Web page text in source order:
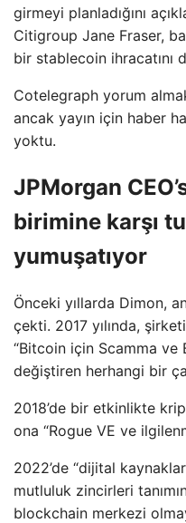
girmeyi planladığını
Citigroup Jane Fraser,
bir stablecoin ihracatını
Cotelegraph yorum
ancak yayın için haber
yoktu.
JPMorgan
birimine karşı
yumuşatıyor
Önceki yıllarda Dimon,
çekti. 2017 yılında,
“Bitcoin için Scamma ve
değiştiren herhangi bir
2018’de bir etkinlikte
ona “Rogue VE ve
2022’de “dijital
mutluluk zincirleri
blockchain merkezi